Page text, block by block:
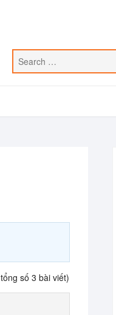
số 3 bài viết)